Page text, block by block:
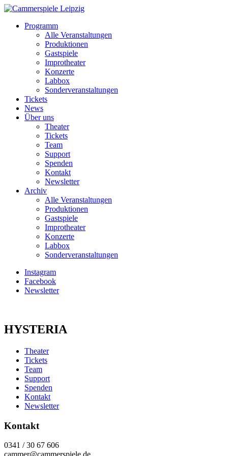
Programm
Alle Veranstaltungen
Produktionen
Gastspiele
Improtheater
Konzerte
Labbox
Sonderveranstaltungen
Tickets
News
Über uns
Theater
Tickets
Team
Support
Spenden
Kontakt
Newsletter
Archiv
Alle Veranstaltungen
Produktionen
Gastspiele
Improtheater
Konzerte
Labbox
Sonderveranstaltungen
Instagram
Facebook
Newsletter
HYSTERIA
Theater
Tickets
Team
Support
Spenden
Kontakt
Newsletter
Kontakt
0341 / 30 67 606